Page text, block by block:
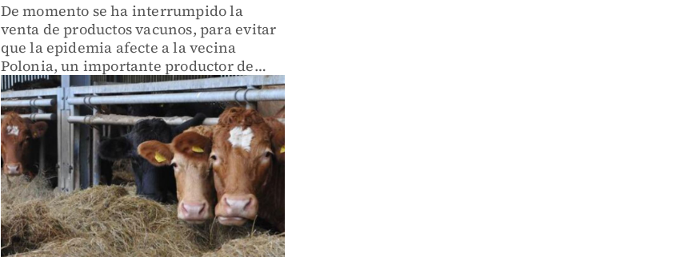
De momento se ha interrumpido la
venta de productos vacunos, para evitar
que la epidemia afecte a la vecina
Polonia, un importante productor de
carne de vaca en la Unión Europea.